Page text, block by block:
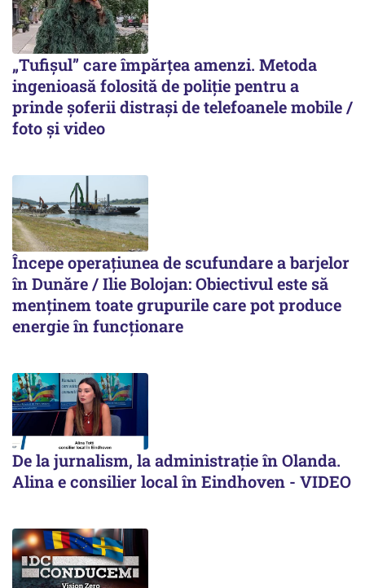
„Tufișul” care împărțea amenzi. Metoda
ingenioasă folosită de poliție pentru a
prinde șoferii distrași de telefoanele mobile /
foto și video
Începe operațiunea de scufundare a barjelor
în Dunăre / Ilie Bolojan: Obiectivul este să
menținem toate grupurile care pot produce
energie în funcționare
De la jurnalism, la administrație în Olanda.
Alina e consilier local în Eindhoven - VIDEO